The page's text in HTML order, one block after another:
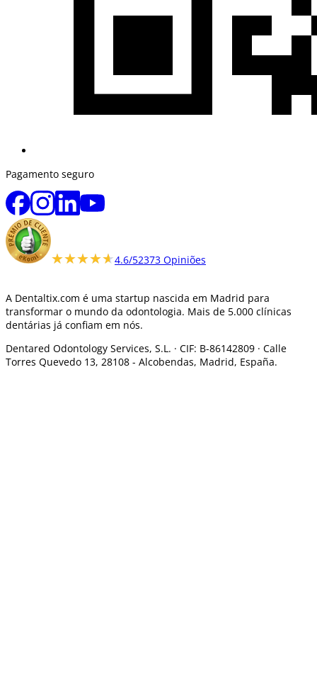
Pagamento seguro
★★★★★
★★★★★4.6/52373 Opiniões
A Dentaltix.com é uma startup nascida em Madrid para
transformar o mundo da odontologia. Mais de 5.000 clínicas
dentárias já confiam em nós.
Dentared Odontology Services, S.L. · CIF: B-86142809 · Calle
Torres Quevedo 13, 28108 - Alcobendas, Madrid, España.